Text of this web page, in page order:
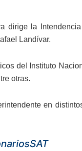
dirige la
Landívar.
del Instituto
otras.
en